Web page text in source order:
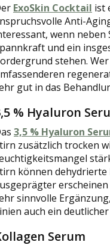
ExoSkin Cocktail ist
Anti-
wenn
und ein
stehen.
gut in das
% Hyaluron
3,5 % Hyaluron
zusätzlich trocken
können
sinnvolle
auch ein
Serum